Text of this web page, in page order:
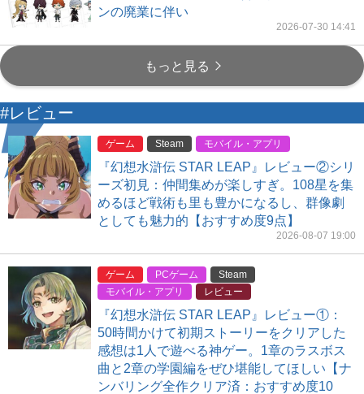
ンの廃業に伴い
2026-07-30 14:41
もっと見る
#レビュー
ゲーム Steam モバイル・アプリ
『幻想水滸伝 STAR LEAP』レビュー②シリ
ーズ初見：仲間集めが楽しすぎ。108星を集
めるほど戦術も里も豊かになるし、群像劇
としても魅力的【おすすめ度9点】
2026-08-07 19:00
ゲーム PCゲーム
Steam
モバイル・アプリ
レビュー
『幻想水滸伝 STAR LEAP』レビュー①：
50時間かけて初期ストーリーをクリアした
感想は1人で遊べる神ゲー。1章のラスボス
曲と2章の学園編をぜひ堪能してほしい【ナ
ンバリング全作クリア済：おすすめ度10